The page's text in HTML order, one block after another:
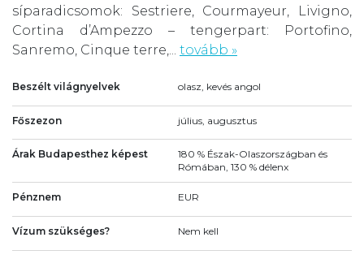
síparadicsomok: Sestriere, Courmayeur, Livigno,
Cortina d’Ampezzo – tengerpart: Portofino,
Sanremo, Cinque terre,... tovább »
Beszélt világnyelvek olasz, kevés angol
Főszezon július, augusztus
Árak Budapesthez képest
180 % Észak-Olaszországban és
Rómában, 130 % délenx
Pénznem EUR
Vízum szükséges? Nem kell